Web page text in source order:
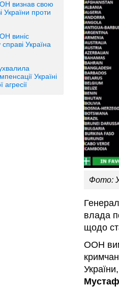
визнав свою
України проти
виніс
Україна
Україні
агресії
Фото:
влада
щодо
ООН